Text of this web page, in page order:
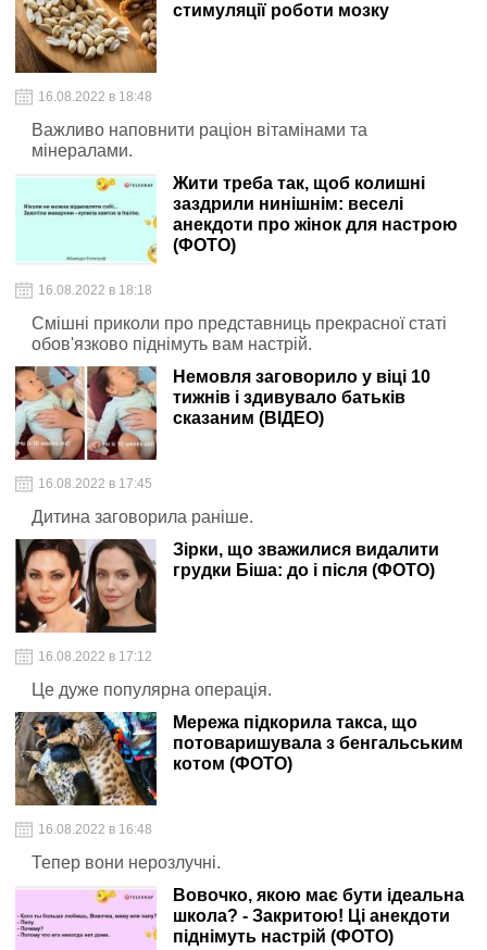
стимуляції роботи мозку
16.08.2022 в 18:48
Важливо наповнити раціон вітамінами та
мінералами.
Жити треба так, щоб колишні
заздрили нинішнім: веселі
анекдоти про жінок для настрою
(ФОТО)
16.08.2022 в 18:18
Смішні приколи про представниць прекрасної статі
обов'язково піднімуть вам настрій.
Немовля заговорило у віці 10
тижнів і здивувало батьків
сказаним (ВІДЕО)
16.08.2022 в 17:45
Дитина заговорила раніше.
Зірки, що зважилися видалити
грудки Біша: до і після (ФОТО)
16.08.2022 в 17:12
Це дуже популярна операція.
Мережа підкорила такса, що
потоваришувала з бенгальським
котом (ФОТО)
16.08.2022 в 16:48
Тепер вони нерозлучні.
Вовочко, якою має бути ідеальна
школа? - Закритою! Ці анекдоти
піднімуть настрій (ФОТО)